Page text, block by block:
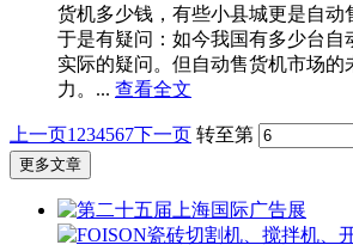
货机多少钱，有些小县城更是自动
于是有疑问：如今我国有多少台自
实际的疑问。但自动售货机市场的
力。... 查看全文
上一页1 234567下一页 转至第
更多文章